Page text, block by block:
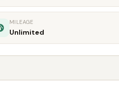
MILEAGE
Unlimited